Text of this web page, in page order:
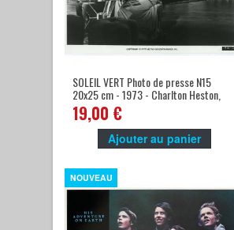
SOLEIL VERT Photo de presse N15
20x25 cm - 1973 - Charlton Heston,
Richard Fleischer
19,00 €
Ajouter au panier
NOUVEAU